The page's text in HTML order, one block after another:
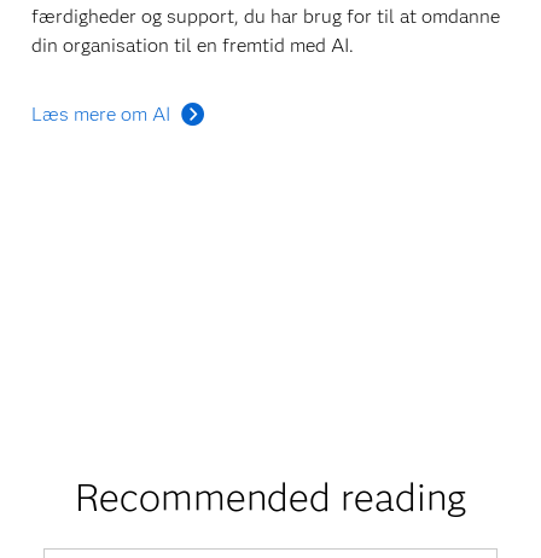
færdigheder og support, du har brug for til at omdanne
din organisation til en fremtid med AI.
Læs mere om AI
Recommended reading